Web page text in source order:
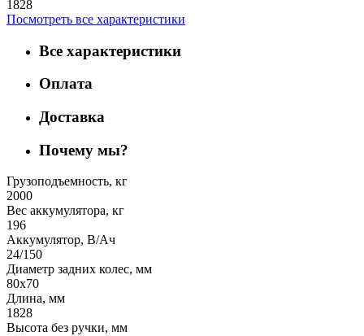
1828
Посмотреть все характеристики
Все характеристики
Оплата
Доставка
Почему мы?
Грузоподъемность, кг
2000
Вес аккумулятора, кг
196
Аккумулятор, В/Ач
24/150
Диаметр задних колес, мм
80х70
Длина, мм
1828
Высота без ручки, мм